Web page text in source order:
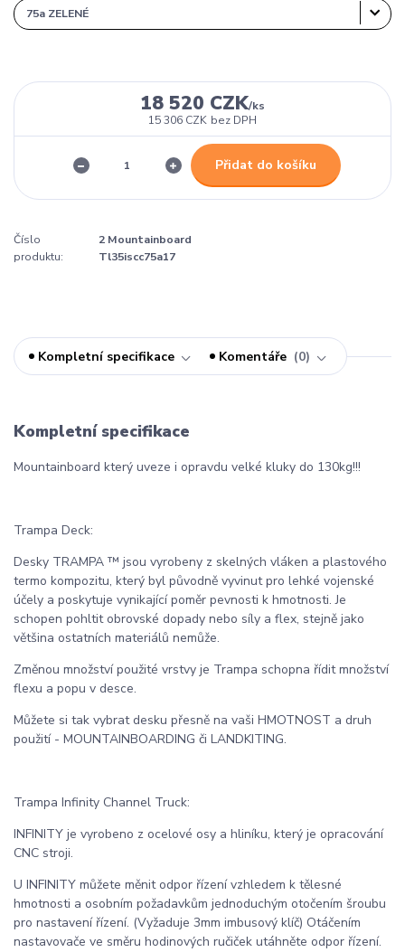
18 520 CZK/ks
15 306 CZK bez DPH
Přidat do košíku
Číslo
produktu:
2 Mountainboard
Tl35iscc75a17
Kompletní specifikace Komentáře 0
Kompletní specifikace
Mountainboard který uveze i opravdu velké kluky do 130kg!!!
Trampa Deck:
Desky TRAMPA ™ jsou vyrobeny z skelných vláken a plastového
termo kompozitu, který byl původně vyvinut pro lehké vojenské
účely a poskytuje vynikající poměr pevnosti k hmotnosti. Je
schopen pohltit obrovské dopady nebo síly a flex, stejně jako
většina ostatních materiálů nemůže.
Změnou množství použité vrstvy je Trampa schopna řídit množství
flexu a popu v desce.
Můžete si tak vybrat desku přesně na vaši HMOTNOST a druh
použití - MOUNTAINBOARDING či LANDKITING.
Trampa Infinity Channel Truck:
INFINITY je vyrobeno z ocelové osy a hliníku, který je opracování
CNC stroji.
U INFINITY můžete měnit odpor řízení vzhledem k tělesné
hmotnosti a osobním požadavkům jednoduchým otočením šroubu
pro nastavení řízení. (Vyžaduje 3mm imbusový klíč) Otáčením
nastavovače ve směru hodinových ručiček utáhněte odpor řízení.